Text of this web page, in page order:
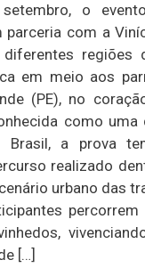
o
parceria com a
regiões
em meio aos
(PE), no
como
Brasil, a prova
realizado
urbano das
[…]